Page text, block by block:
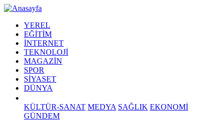
YEREL
EĞİTİM
İNTERNET
TEKNOLOJİ
MAGAZİN
SPOR
SİYASET
DÜNYA
KÜLTÜR-SANAT MEDYA SAĞLIK EKONOMİ
GÜNDEM